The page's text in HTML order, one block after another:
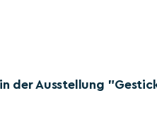
der Ausstellung